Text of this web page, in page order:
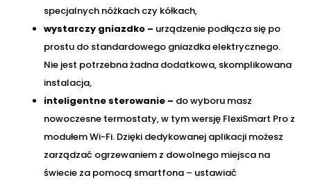
specjalnych nóżkach czy kółkach,
wystarczy gniazdko – urządzenie podłącza się po
prostu do standardowego gniazdka elektrycznego.
Nie jest potrzebna żadna dodatkowa, skomplikowana
instalacja,
inteligentne sterowanie – do wyboru masz
nowoczesne termostaty, w tym wersję FlexiSmart Pro z
modułem Wi-Fi. Dzięki dedykowanej aplikacji możesz
zarządzać ogrzewaniem z dowolnego miejsca na
świecie za pomocą smartfona – ustawiać